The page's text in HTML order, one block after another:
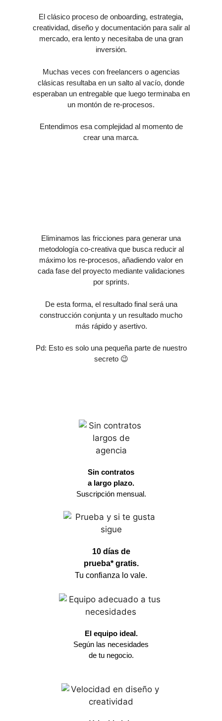
El clásico proceso de onboarding, estrategia,
creatividad, diseño y documentación para salir al
mercado, era lento y necesitaba de una gran
inversión.
Muchas veces con freelancers o agencias
clásicas resultaba en un salto al vacío, donde
esperaban un entregable que luego terminaba en
un montón de re-procesos.
Entendimos esa complejidad al momento de
crear una marca.
Eliminamos las fricciones para generar una
metodología co-creativa que busca reducir al
máximo los re-procesos, añadiendo valor en
cada fase del proyecto mediante validaciones
por sprints.
De esta forma, el resultado final será una
construcción conjunta y un resultado mucho
más rápido y asertivo.
Pd: Esto es solo una pequeña parte de nuestro
secreto 😉
Sin contratos
a largo plazo.
Suscripción mensual.
10 días de
prueba* gratis.
Tu confianza lo vale.
El equipo ideal.
Según las necesidades
de tu negocio.